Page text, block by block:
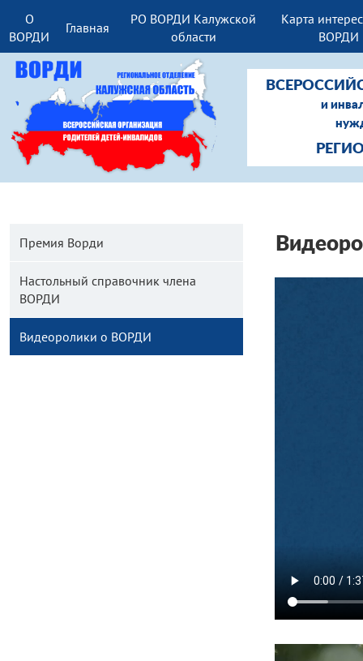
О
ВОРДИ
Главная
РО ВОРДИ Калужской
области
Карта
ВОРДИ
и
Премия Ворди
Настольный справочник члена
ВОРДИ
Видеоролики о ВОРДИ